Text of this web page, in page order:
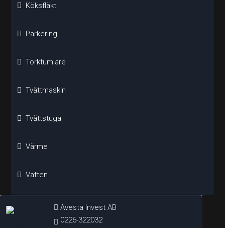
Köksfläkt
Parkering
Torktumlare
Tvättmaskin
Tvättstuga
Värme
Vatten
Avesta Invest AB
0226-322032